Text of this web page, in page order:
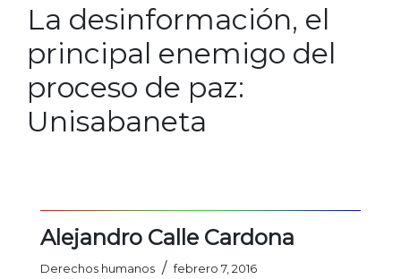
La desinformación, el
principal enemigo del
proceso de paz:
Unisabaneta
Alejandro Calle Cardona
Derechos humanos / febrero 7, 2016